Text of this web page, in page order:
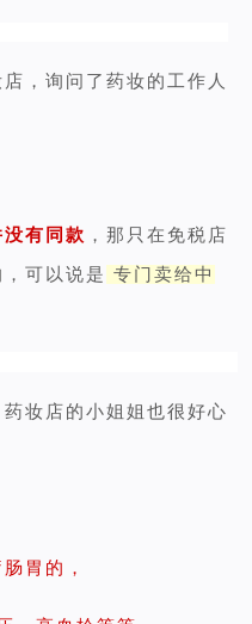
，询问了药妆的工作人
有同款 ，那只在免税店
可以说是 专门卖给中
妆店的小姐姐也很好心
胃的，